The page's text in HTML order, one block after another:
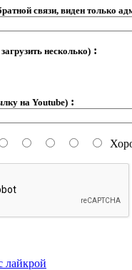
связи, виден только
несколько) :
на Youtube) :
лайкрой